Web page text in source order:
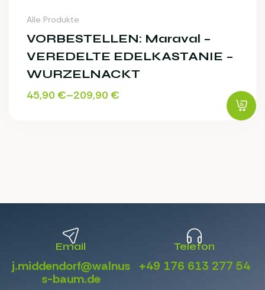
Alle Produkte
VORBESTELLEN: Maraval –
VEREDELTE EDELKASTANIE –
WURZELNACKT
45,90 €–209,90 €
Email
j.middendorf@walnus
s-baum.de
Telefon
+49 176 613 277 54